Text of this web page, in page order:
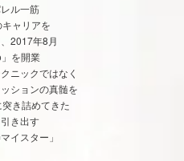
ル一筋
ャリアを
2017年8月
」を開業
ニックではなく
ションの真髄を
き詰めてきた
き出す
イスター」